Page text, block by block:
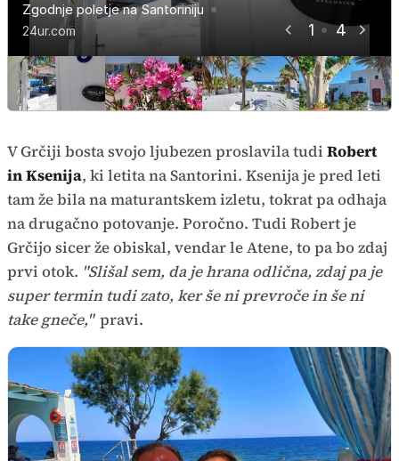
1 4
Zgodnje poletje na Santoriniju
24ur.com
Zgodnje poletje na Santoriniju
24ur.com
Zgodnje poletje na Santoriniju
24ur.com
Zgodnje poletje na Santoriniju
24ur.com
V Grčiji bosta svojo ljubezen proslavila tudi Robert
in Ksenija, ki letita na Santorini. Ksenija je pred leti
tam že bila na maturantskem izletu, tokrat pa odhaja
na drugačno potovanje. Poročno. Tudi Robert je
Grčijo sicer že obiskal, vendar le Atene, to pa bo zdaj
prvi otok. "Slišal sem, da je hrana odlična, zdaj pa je
super termin tudi zato, ker še ni prevroče in še ni
take gneče," pravi.